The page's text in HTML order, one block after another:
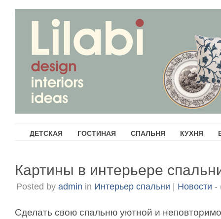
ДЕТСКАЯ ГОСТИНАЯ СПАЛЬНЯ КУХНЯ
Картины в интерьере
Posted by admin in Интерьер спальни Новости -
Сделать свою спальню уютной и